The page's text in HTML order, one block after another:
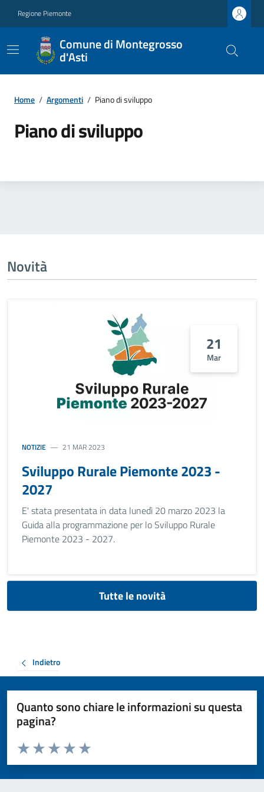
Regione Piemonte
Comune di Montegrosso
d'Asti
Home / Argomenti / Piano di sviluppo
Piano di sviluppo
Novità
21
Mar
NOTIZIE 21 MAR 2023
Sviluppo Rurale Piemonte 2023 -
2027
E' stata presentata in data lunedì 20 marzo 2023 la
Guida alla programmazione per lo Sviluppo Rurale
Piemonte 2023 - 2027.
Tutte le novità
Indietro
Quanto sono chiare le informazioni su questa
pagina?
Valuta da 1 a 5 stelle la pagina
Valuta 5 stelle su 5
Valuta 4 stelle su 5
Valuta 3 stelle su 5
Valuta 2 stelle su 5
Valuta 1 stelle su 5